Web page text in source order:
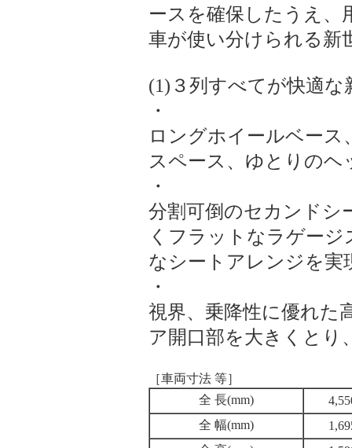
ースを確保したうえ、
車が使い分けられる新
(1)３列すべてが快適な
・
ロングホイールベー
スペース、ゆとりの
・
分割可倒のセカンドシ
くフラットなラゲー
なシートアレンジを実
・
視界、乗降性に優れた
ア開口部を大きくとり
［車両寸法 等］
全 長(mm)
全 幅(mm)